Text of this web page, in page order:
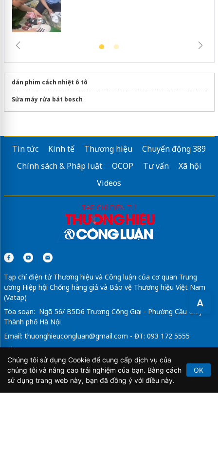
A
dán phim cách nhiệt ô tô
Sửa máy rửa bát bosch
Tin tức Kinh tế Thương hiệu
Chuyển động 389
Chính sách & Pháp luật
OCOP Tư vấn
Xã hội
Videos
Tạp chí điện tử Thương hiệu và Công luận của cơ quan Trung
ương Hiệp hội Chống hàng giả và Bảo vệ Thương hiệu Việt Nam
(Vatap)
Tòa soạn: Ngõ 56/ B5D6 Trương Công Giai - Phường Cầu Giấy -
Thành phố Hà Nội
Email: thuonghieucongluan@gmail.com - ĐT: 093 172 5555
Tổng Biên Tập: Vũ Đức Thuận
Giấy phép hoạt động báo chí điện tử số 64/GP-BTTTT do Bộ
Thông tin và Truyền thông cấp ngày 21/2/2020.
Chúng tôi sử dụng Cookie để cung cấp dịch vụ của
chúng tôi và nâng cao trải nghiệm của bạn. Bằng cách
sử dụng trang web này, bạn đã đồng ý với điều này.
OK